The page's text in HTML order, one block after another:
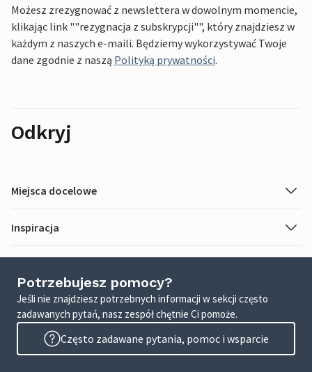
Możesz zrezygnować z newslettera w dowolnym momencie,
klikając link ""rezygnacja z subskrypcji"", który znajdziesz w
każdym z naszych e-maili. Będziemy wykorzystywać Twoje
dane zgodnie z naszą Polityką prywatności.
Odkryj
Miejsca docelowe
Inspiracja
Potrzebujesz pomocy?
Jeśli nie znajdziesz potrzebnych informacji w sekcji często
zadawanych pytań, nasz zespół chętnie Ci pomoże.
Często zadawane pytania, pomoc i wsparcie